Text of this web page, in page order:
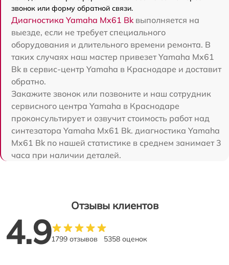
звонок или форму обратной связи.
Диагностика Yamaha Mx61 Bkвыполняется на
выезде, если не требует специального
оборудования и длительного времени ремонта. В
таких случаях наш мастер привезет Yamaha Mx61
Bk в сервис-центр Yamaha в Краснодаре и доставит
обратно.
Закажите звонок или позвоните и наш сотрудник
сервисного центра Yamaha в Краснодаре
проконсультирует и озвучит стоимость работ над
синтезатора Yamaha Mx61 Bk. диагностика Yamaha
Mx61 Bk по нашей статистике в среднем занимает 3
часа при наличии деталей.
Отзывы клиентов
4.91799 отзывов 5358 оценок